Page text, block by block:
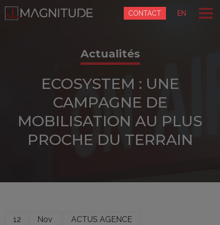
Panneau de gestion des cookies
CONTACT EN
Actualités
ECOSYSTEM : UNE
CAMPAGNE DE
MOBILISATION AU PLUS
PROCHE DU TERRAIN
12 Nov ACTUS AGENCE